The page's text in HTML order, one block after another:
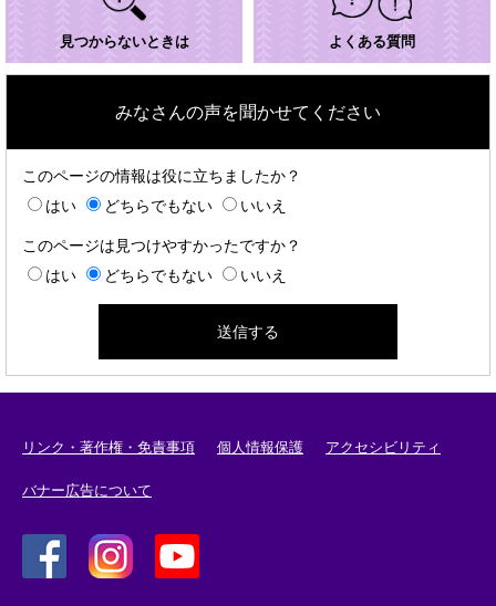
見つからないときは よくある質問
みなさんの声を聞かせてください
このページの情報は役に立ちましたか？
はい
どちらでもない いいえ
このページは見つけやすかったですか？
はい
どちらでもない いいえ
リンク・著作権・免責事項 個人情報保護 アクセシビリティ
バナー広告について